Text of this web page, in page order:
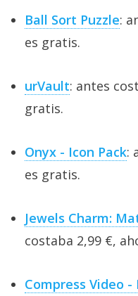
Ball Sort Puzzle:
es gratis.
urVault: antes
gratis.
Onyx - Icon Pack:
es gratis.
Jewels Charm:
costaba 2,99 €,
Compress Video -